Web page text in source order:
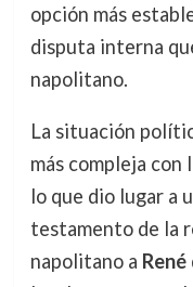
opción más
disputa interna
napolitano.
La situación
más compleja con
lo que dio lugar a
testamento de la
napolitano a